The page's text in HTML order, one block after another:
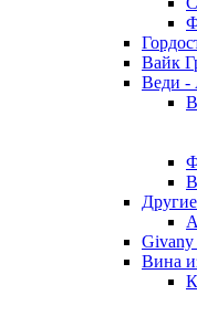
Вайк
Веди -
Givany
Вина